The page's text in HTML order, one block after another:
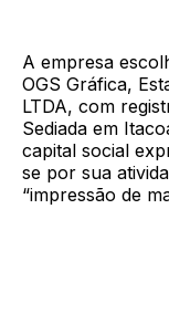
A empresa
OGS Gráfica,
LTDA, com
Sediada em
capital social
se por sua
“impressão de